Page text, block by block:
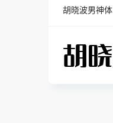
胡晓波男神体